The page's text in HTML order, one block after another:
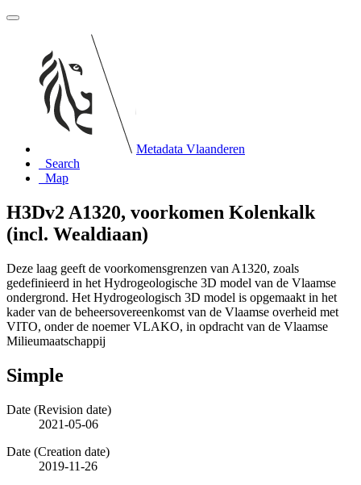
Metadata Vlaanderen
Search
Map
H3Dv2 A1320, voorkomen Kolenkalk
(incl. Wealdiaan)
Deze laag geeft de voorkomensgrenzen van A1320, zoals
gedefinieerd in het Hydrogeologische 3D model van de Vlaamse
ondergrond. Het Hydrogeologisch 3D model is opgemaakt in het
kader van de beheersovereenkomst van de Vlaamse overheid met
VITO, onder de noemer VLAKO, in opdracht van de Vlaamse
Milieumaatschappij
Simple
Date (Revision date)
2021-05-06
Date (Creation date)
2019-11-26